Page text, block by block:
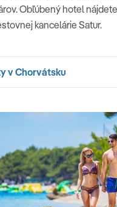
Obľúbený hotel
kancelárie Satur.
v Chorvátsku